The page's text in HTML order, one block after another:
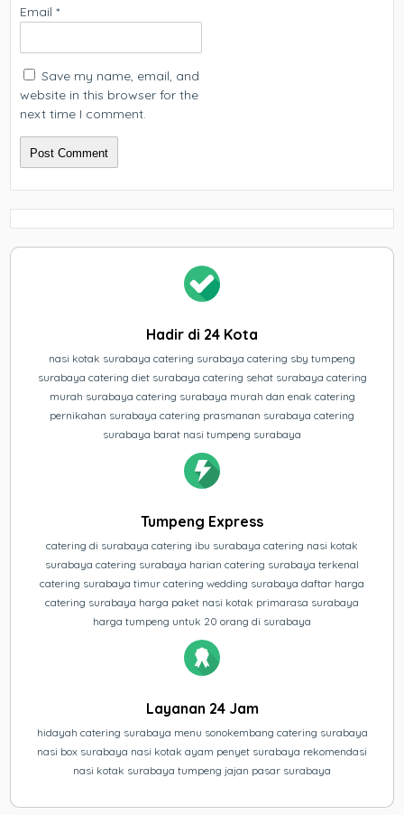
Email*
Save my name, email, and
website in this browser for the
next time I comment.
Hadir di 24 Kota
nasi kotak surabaya catering surabaya catering sby tumpeng
surabaya catering diet surabaya catering sehat surabaya catering
murah surabaya catering surabaya murah dan enak catering
pernikahan surabaya catering prasmanan surabaya catering
surabaya barat nasi tumpeng surabaya
Tumpeng Express
catering di surabaya catering ibu surabaya catering nasi kotak
surabaya catering surabaya harian catering surabaya terkenal
catering surabaya timur catering wedding surabaya daftar harga
catering surabaya harga paket nasi kotak primarasa surabaya
harga tumpeng untuk 20 orang di surabaya
Layanan 24 Jam
hidayah catering surabaya menu sonokembang catering surabaya
nasi box surabaya nasi kotak ayam penyet surabaya rekomendasi
nasi kotak surabaya tumpeng jajan pasar surabaya